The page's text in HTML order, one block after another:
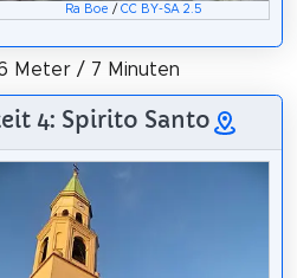
Ra Boe / CC BY-SA 2.5
Meter / 7 Minuten
4: Spirito Santo